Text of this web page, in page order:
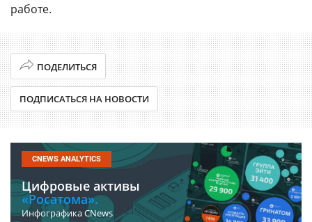
работе.
ПОДЕЛИТЬСЯ
ПОДПИСАТЬСЯ НА НОВОСТИ
CNEWS ANALYTICS
Цифровые активы
«Росатома».
Инфографика CNews